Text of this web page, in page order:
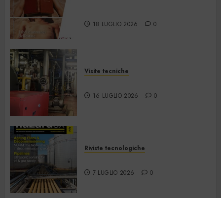
18 LUGLIO 2026 0
Visite tecniche
16 LUGLIO 2026 0
Riviste tecnologiche
7 LUGLIO 2026 0